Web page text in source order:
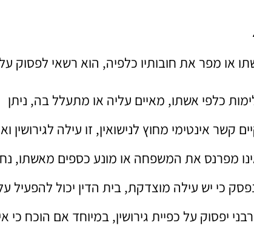
או מפר את חובותיו כלפיה, הוא רשאי לפסוק על
כלפי אשתו, מאיים עליה או מתעלל בה, ניתן
קשר אינטימי מחוץ לנישואין, זו עילה לגירושין
מפרנס את המשפחה או מונע כספים מאשתו,
כי יש עילה מוצדקת, בית הדין יכול להפעיל
יפסוק על כפיית גירושין, במיוחד אם הוכח כי